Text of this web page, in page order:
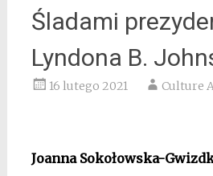
Śladami
Lyndona B.
16 lutego 2021 Culture
Joanna Sokołowska-